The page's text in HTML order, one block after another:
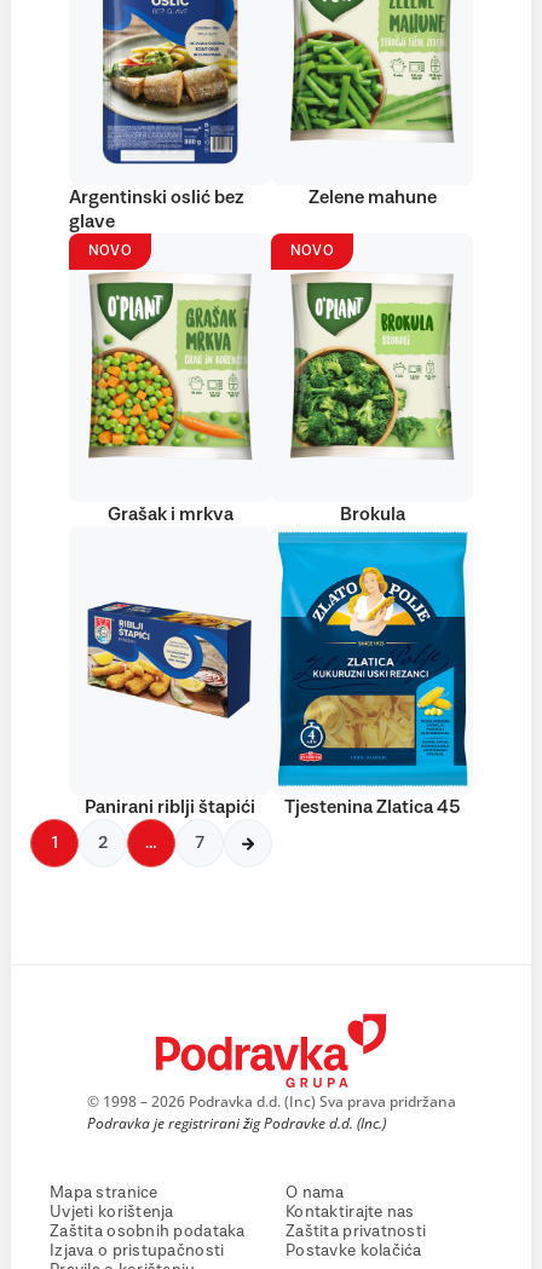
Argentinski oslić bez
glave
Zelene mahune
NOVO
Grašak i mrkva
NOVO
Brokula
Panirani riblji štapići Tjestenina Zlatica 45
1 2 … 7
© 1998 – 2026 Podravka d.d. (Inc) Sva prava pridržana
Podravka je registrirani žig Podravke d.d. (Inc.)
Mapa stranice
Uvjeti korištenja
Zaštita osobnih podataka
Izjava o pristupačnosti
O nama
Kontaktirajte nas
Zaštita privatnosti
Postavke kolačića